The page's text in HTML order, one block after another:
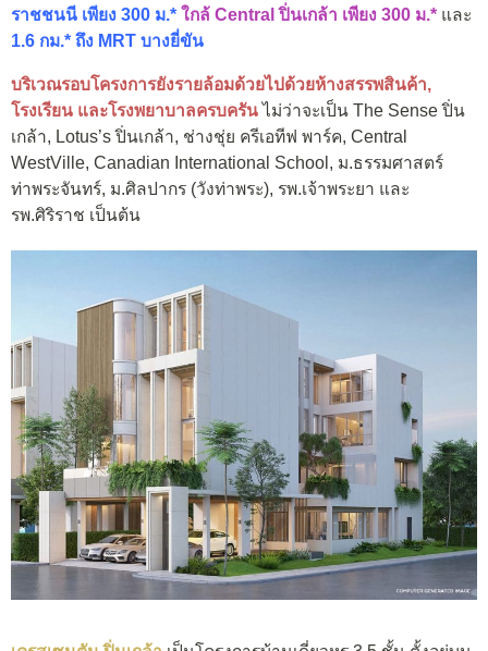
ราชชนนี เพียง 300 ม.* ใกล้ Central ปิ่นเกล้า เพียง 300 ม.* และ
1.6 กม.* ถึง MRT บางยี่ขัน
บริเวณรอบโครงการยังรายล้อมด้วยไปด้วยห้างสรรพสินค้า,
โรงเรียน และโรงพยาบาลครบครันไม่ว่าจะเป็น The Sense ปิ่น
เกล้า, Lotus’s ปิ่นเกล้า, ช่างชุ่ย ครีเอทีฟ พาร์ค, Central
WestVille, Canadian International School, ม.ธรรมศาสตร์
ท่าพระจันทร์, ม.ศิลปากร (วังท่าพระ), รพ.เจ้าพระยา และ
รพ.ศิริราช เป็นต้น